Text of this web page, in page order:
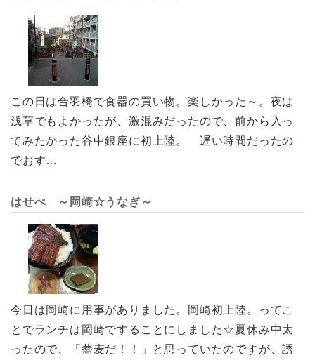
この日は合羽橋で食器の買い物。楽しかった～。夜は
浅草でもよかったが、激混みだったので、前から入っ
てみたかった谷中銀座に初上陸。 遅い時間だったの
でおす…
はせべ ～岡崎☆うなぎ～
今日は岡崎に用事がありました。岡崎初上陸。ってこ
とでランチは岡崎ですることにしました☆夏休み中太
ったので、「蕎麦だ！！」と思っていたのですが、誘